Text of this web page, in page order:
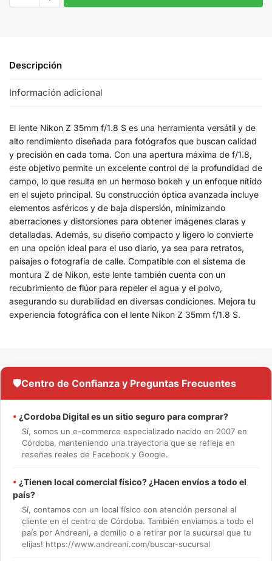
Descripción
Información adicional
El lente Nikon Z 35mm f/1.8 S es una herramienta versátil y de
alto rendimiento diseñada para fotógrafos que buscan calidad
y precisión en cada toma. Con una apertura máxima de f/1.8,
este objetivo permite un excelente control de la profundidad de
campo, lo que resulta en un hermoso bokeh y un enfoque nítido
en el sujeto principal. Su construcción óptica avanzada incluye
elementos asféricos y de baja dispersión, minimizando
aberraciones y distorsiones para obtener imágenes claras y
detalladas. Además, su diseño compacto y ligero lo convierte
en una opción ideal para el uso diario, ya sea para retratos,
paisajes o fotografía de calle. Compatible con el sistema de
montura Z de Nikon, este lente también cuenta con un
recubrimiento de flúor para repeler el agua y el polvo,
asegurando su durabilidad en diversas condiciones. Mejora tu
experiencia fotográfica con el lente Nikon Z 35mm f/1.8 S.
🛡️Centro de Confianza y Preguntas Frecuentes
• ¿Cordoba Digital es un sitio seguro para comprar?
Sí, somos un e-commerce especializado nacido en 2007 en
Córdoba, manteniendo una trayectoria que se refleja en
reseñas reales de Facebook y Google.
• ¿Tienen local comercial físico? ¿Hacen envíos a todo el
país?
Sí, contamos con un local físico con atención personal al
cliente en el centro de Córdoba. También enviamos a todo el
país por Andreani, a domilio o a retirar por la sucursal que tu
elijas! https://www.andreani.com/buscar-sucursal